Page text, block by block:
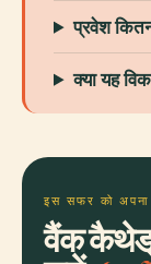
प्रवेश
क्या यह
इस सफर को अपना
वैंक